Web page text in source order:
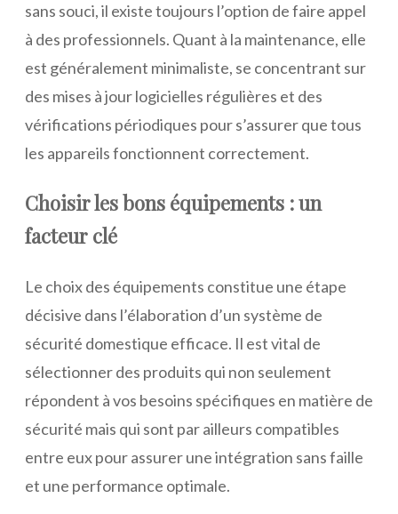
sans souci, il existe toujours l’option de faire appel
à des professionnels. Quant à la maintenance, elle
est généralement minimaliste, se concentrant sur
des mises à jour logicielles régulières et des
vérifications périodiques pour s’assurer que tous
les appareils fonctionnent correctement.
Choisir les bons équipements : un
facteur clé
Le choix des équipements constitue une étape
décisive dans l’élaboration d’un système de
sécurité domestique efficace. Il est vital de
sélectionner des produits qui non seulement
répondent à vos besoins spécifiques en matière de
sécurité mais qui sont par ailleurs compatibles
entre eux pour assurer une intégration sans faille
et une performance optimale.